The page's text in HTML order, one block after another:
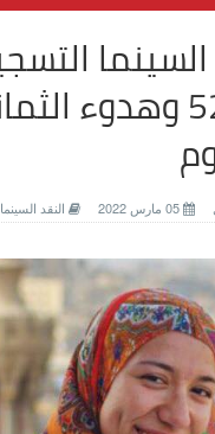
ثورة 52 وهدوء
النقد